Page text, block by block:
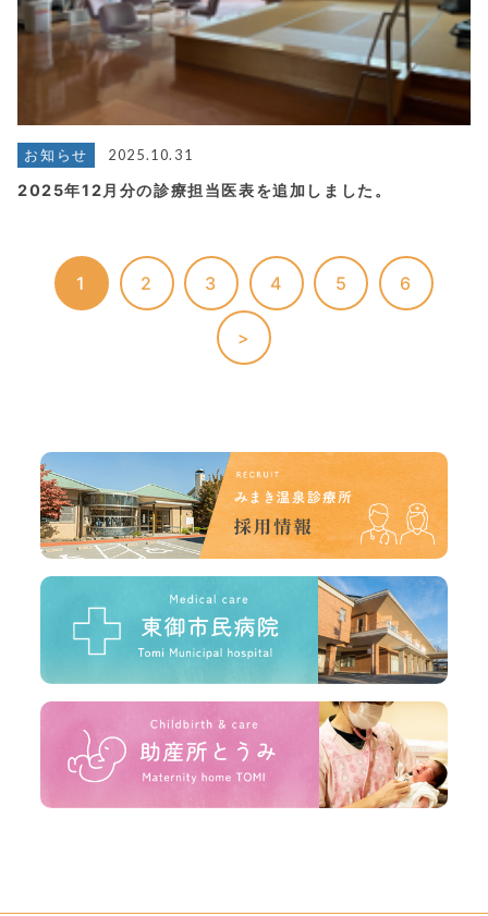
お知らせ 2025.10.31
2025年12月分の診療担当医表を追加しました。
1 2 3 4 5 6
>